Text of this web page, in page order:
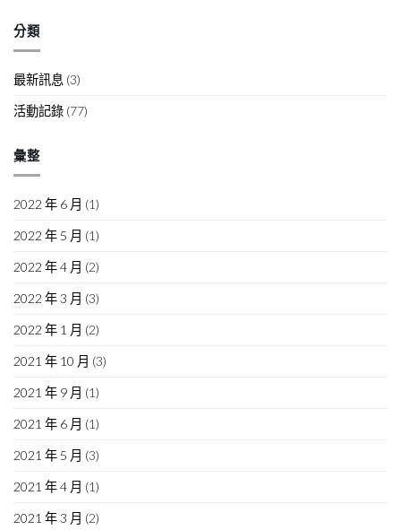
分類
最新訊息 (3)
活動記錄 (77)
彙整
2022 年 6 月 (1)
2022 年 5 月 (1)
2022 年 4 月 (2)
2022 年 3 月 (3)
2022 年 1 月 (2)
2021 年 10 月 (3)
2021 年 9 月 (1)
2021 年 6 月 (1)
2021 年 5 月 (3)
2021 年 4 月 (1)
2021 年 3 月 (2)